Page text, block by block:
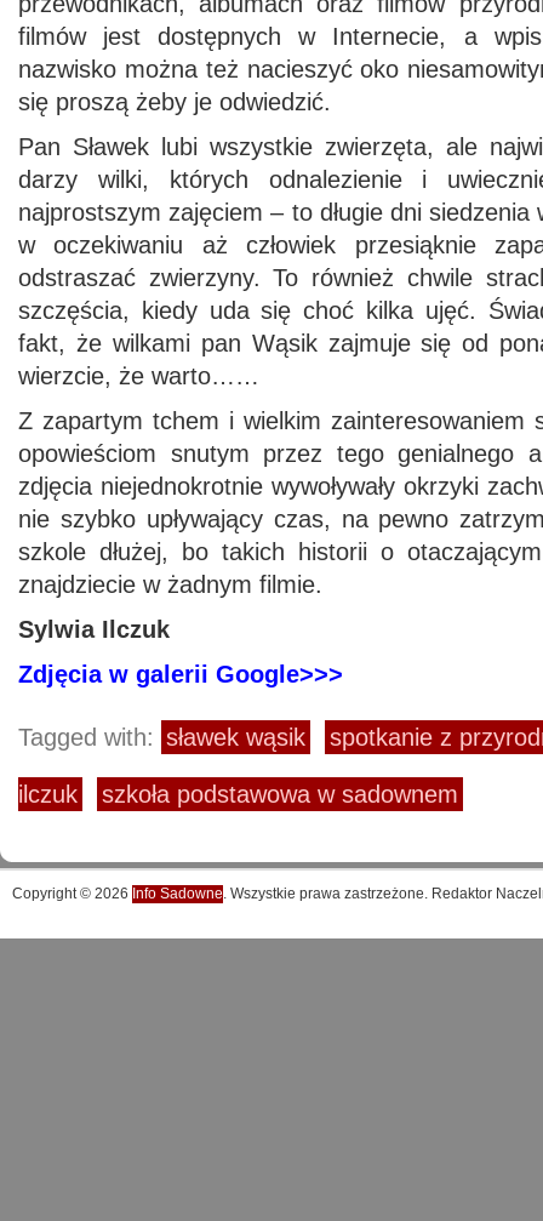
filmów jest dostępnych w Internecie, a
nazwisko można też nacieszyć oko
się proszą żeby je odwiedzić.
Pan Sławek lubi wszystkie zwierzęta, ale
darzy wilki, których odnalezienie i
najprostszym zajęciem – to długie dni
w oczekiwaniu aż człowiek przesiąknie
odstraszać zwierzyny. To również chwile
szczęścia, kiedy uda się choć kilka ujęć.
fakt, że wilkami pan Wąsik zajmuje się od
wierzcie, że warto……
Z zapartym tchem i wielkim zainteresowaniem
opowieściom snutym przez tego genialnego
zdjęcia niejednokrotnie wywoływały okrzyki
nie szybko upływający czas, na pewno
szkole dłużej, bo takich historii o
znajdziecie w żadnym filmie.
Sylwia Ilczuk
Zdjęcia w galerii Google>>>
Tagged with: sławek wąsik spotkanie z
ilczuk szkoła podstawowa w sadownem
Copyright © 2026 Info Sadowne. Wszystkie prawa zastrzeżone. Redaktor